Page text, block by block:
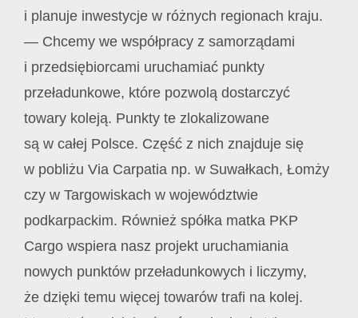
i planuje inwestycje w różnych regionach kraju.
— Chcemy we współpracy z samorządami
i przedsiębiorcami uruchamiać punkty
przeładunkowe, które pozwolą dostarczyć
towary koleją. Punkty te zlokalizowane
są w całej Polsce. Część z nich znajduje się
w pobliżu Via Carpatia np. w Suwałkach, Łomży
czy w Targowiskach w województwie
podkarpackim. Również spółka matka PKP
Cargo wspiera nasz projekt uruchamiania
nowych punktów przeładunkowych i liczymy,
że dzięki temu więcej towarów trafi na kolej.